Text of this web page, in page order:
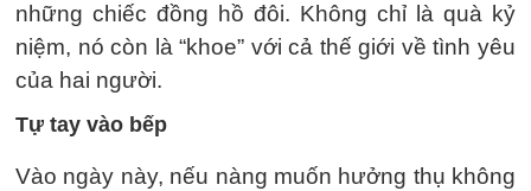
những chiếc đồng hồ đôi. Không chỉ là quà kỷ
niệm, nó còn là “khoe” với cả thế giới về tình yêu
của hai người.
Tự tay vào bếp
Vào ngày này, nếu nàng muốn hưởng thụ không